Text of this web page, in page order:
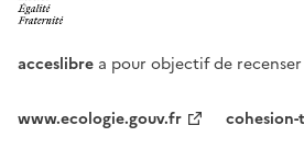
acceslibre a pour objectif de
www.ecologie.gouv.fr